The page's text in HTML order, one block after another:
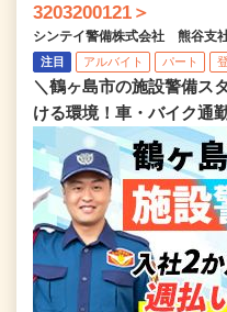
3203200121＞
シンテイ警備株式会社 熊谷支
注目 アルバイト パート
＼鶴ヶ島市の施設警備ス
ける環境！車・バイク通